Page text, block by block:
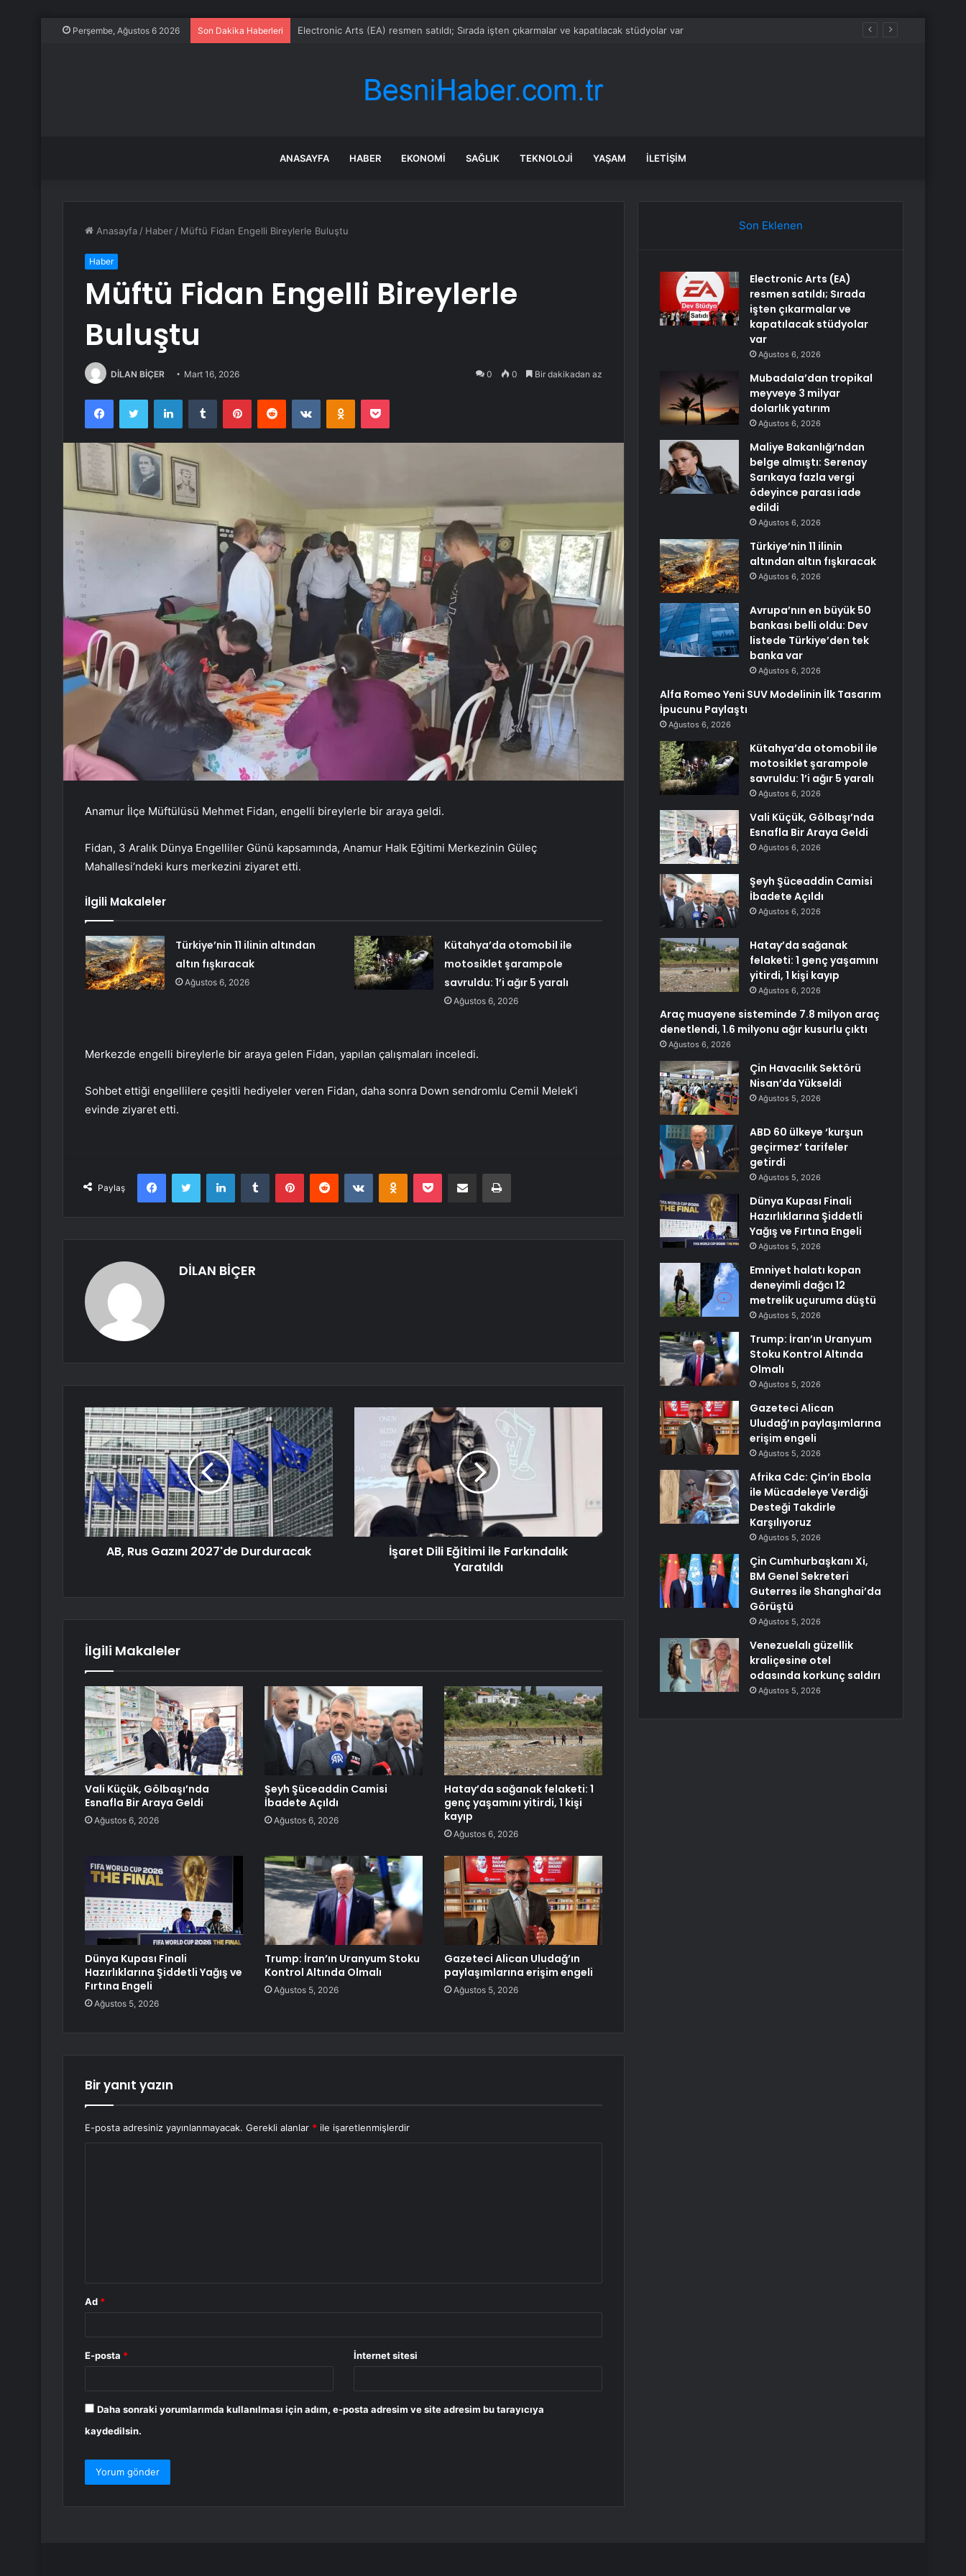
Perşembe, Ağustos 6 2026 Son Dakika Haberleri Mubadala’dan tropikal meyveye 3 milyar dolarlık yatırım
ANASAYFA HABER EKONOMI SAĞLIK TEKNOLOJI YAŞAM İLETIŞIM
Anasayfa / Haber / Müftü Fidan Engelli Bireylerle Buluştu
Haber
Müftü Fidan Engelli Bireylerle
Buluştu
DİLAN BİÇER Mart 16, 2026 0 0 Bir dakikadan az
FacebookTwitter LinkedInTumblr PinterestReddit VKontakteOdnoklassniki
Pocket
Anamur İlçe Müftülüsü Mehmet Fidan, engelli bireylerle bir araya geldi.
Fidan, 3 Aralık Dünya Engelliler Günü kapsamında, Anamur Halk Eğitimi Merkezinin Güleç
Mahallesi’ndeki kurs merkezini ziyaret etti.
İlgili Makaleler
Türkiye’nin 11 ilinin altından
altın fışkıracak
Ağustos 6, 2026
Kütahya’da otomobil ile
motosiklet şarampole
savruldu: 1’i ağır 5 yaralı
Ağustos 6, 2026
Merkezde engelli bireylerle bir araya gelen Fidan, yapılan çalışmaları inceledi.
Sohbet ettiği engellilere çeşitli hediyeler veren Fidan, daha sonra Down sendromlu Cemil Melek’i
evinde ziyaret etti.
Paylaş
FacebookTwitter LinkedInTumblr PinterestReddit VKontakteOdnoklassniki
Pocket E-Posta ile paylaş Yazdır
DİLAN BİÇER
AB, Rus Gazını 2027'de Durduracak
İşaret Dili Eğitimi ile Farkındalık
Yaratıldı
İlgili Makaleler
Vali Küçük, Gölbaşı’nda
Esnafla Bir Araya Geldi
Ağustos 6, 2026
Şeyh Şüceaddin Camisi
İbadete Açıldı
Ağustos 6, 2026
Hatay’da sağanak felaketi: 1
genç yaşamını yitirdi, 1 kişi
kayıp
Ağustos 6, 2026
Dünya Kupası Finali
Hazırlıklarına Şiddetli Yağış ve
Fırtına Engeli
Ağustos 5, 2026
Trump: İran’ın Uranyum Stoku
Kontrol Altında Olmalı
Ağustos 5, 2026
Gazeteci Alican Uludağ’ın
paylaşımlarına erişim engeli
Ağustos 5, 2026
Bir yanıt yazın
E-posta adresiniz yayınlanmayacak. Gerekli alanlar * ile işaretlenmişlerdir
Ad *
E-posta * İnternet sitesi
Daha sonraki yorumlarımda kullanılması için adım, e-posta adresim ve site adresim bu tarayıcıya
kaydedilsin.
Son Eklenen
Electronic Arts (EA)
resmen satıldı; Sırada
işten çıkarmalar ve
kapatılacak stüdyolar
var
Ağustos 6, 2026
Mubadala’dan tropikal
meyveye 3 milyar
dolarlık yatırım
Ağustos 6, 2026
Maliye Bakanlığı’ndan
belge almıştı: Serenay
Sarıkaya fazla vergi
ödeyince parası iade
edildi
Ağustos 6, 2026
Türkiye’nin 11 ilinin
altından altın fışkıracak
Ağustos 6, 2026
Avrupa’nın en büyük 50
bankası belli oldu: Dev
listede Türkiye’den tek
banka var
Ağustos 6, 2026
Alfa Romeo Yeni SUV Modelinin İlk Tasarım
İpucunu Paylaştı
Ağustos 6, 2026
Kütahya’da otomobil ile
motosiklet şarampole
savruldu: 1’i ağır 5 yaralı
Ağustos 6, 2026
Vali Küçük, Gölbaşı’nda
Esnafla Bir Araya Geldi
Ağustos 6, 2026
Şeyh Şüceaddin Camisi
İbadete Açıldı
Ağustos 6, 2026
Hatay’da sağanak
felaketi: 1 genç yaşamını
yitirdi, 1 kişi kayıp
Ağustos 6, 2026
Araç muayene sisteminde 7.8 milyon araç
denetlendi, 1.6 milyonu ağır kusurlu çıktı
Ağustos 6, 2026
Çin Havacılık Sektörü
Nisan’da Yükseldi
Ağustos 5, 2026
ABD 60 ülkeye ‘kurşun
geçirmez’ tarifeler
getirdi
Ağustos 5, 2026
Dünya Kupası Finali
Hazırlıklarına Şiddetli
Yağış ve Fırtına Engeli
Ağustos 5, 2026
Emniyet halatı kopan
deneyimli dağcı 12
metrelik uçuruma düştü
Ağustos 5, 2026
Trump: İran’ın Uranyum
Stoku Kontrol Altında
Olmalı
Ağustos 5, 2026
Gazeteci Alican
Uludağ’ın paylaşımlarına
erişim engeli
Ağustos 5, 2026
Afrika Cdc: Çin’in Ebola
ile Mücadeleye Verdiği
Desteği Takdirle
Karşılıyoruz
Ağustos 5, 2026
Çin Cumhurbaşkanı Xi,
BM Genel Sekreteri
Guterres ile Shanghai’da
Görüştü
Ağustos 5, 2026
Venezuelalı güzellik
kraliçesine otel
odasında korkunç saldırı
Ağustos 5, 2026